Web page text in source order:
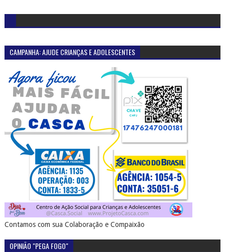
CAMPANHA: AJUDE CRIANÇAS E ADOLESCENTES
Contamos com sua Colaboração e Compaixão
OPINIÃO "PEGA FOGO"